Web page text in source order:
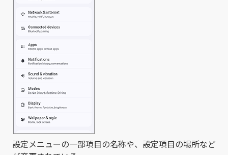
設定メニューの一部項目の名称や、設定項目の場所など